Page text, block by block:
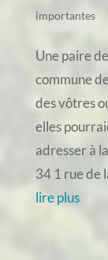
importantes
Une paire
commune
des vôtres
elles
adresser à
34 1 rue de
lire plus